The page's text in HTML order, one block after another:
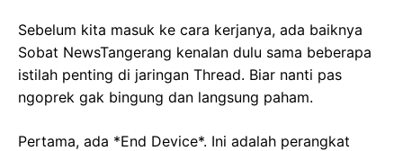
Sebelum kita masuk ke cara kerjanya, ada baiknya
Sobat NewsTangerang kenalan dulu sama beberapa
istilah penting di jaringan Thread. Biar nanti pas
ngoprek gak bingung dan langsung paham.
Pertama, ada *End Device*. Ini adalah perangkat